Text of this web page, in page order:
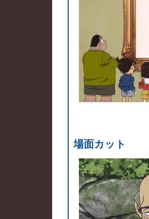
場面カット